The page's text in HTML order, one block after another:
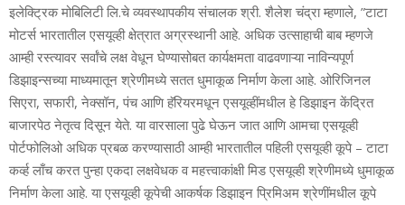
इलेक्ट्रिक मोबिलिटी लि.चे व्‍यवस्‍थापकीय संचालक श्री. शैलेश चंद्रा म्‍हणाले, ”टाटा
मोटर्स भारतातील एसयूव्‍ही क्षेत्रात अग्रस्‍थानी आहे. अधिक उत्‍साहाची बाब म्‍हणजे
आम्‍ही रस्‍त्‍यावर सर्वांचे लक्ष वेधून घेण्‍यासोबत कार्यक्षमता वाढवणाऱ्या नाविन्‍यपूर्ण
डिझाइन्‍सच्‍या माध्यमातून श्रेणीमध्‍ये सतत धुमाकूळ निर्माण केला आहे. ओरिजिनल
सिएरा, सफारी, नेक्‍सॉन, पंच आणि हॅरियरमधून एसयूव्‍हींमधील हे डिझाइन केंद्रित
बाजारपेठ नेतृत्‍व दिसून येते. या वारसाला पुढे घेऊन जात आणि आमचा एसयूव्‍ही
पोर्टफोलिओ अधिक प्रबळ करण्‍यासाठी आम्‍ही भारतातील पहिली एसयूव्‍ही कूपे – टाटा
कर्व्‍ह लाँच करत पुन्‍हा एकदा लक्षवेधक व महत्त्वाकांक्षी मिड एसयूव्‍ही श्रेणीमध्‍ये धुमाकूळ
निर्माण केला आहे. या एसयूव्‍ही कूपेची आकर्षक डिझाइन प्रिमिअम श्रेणींमधील कूपे